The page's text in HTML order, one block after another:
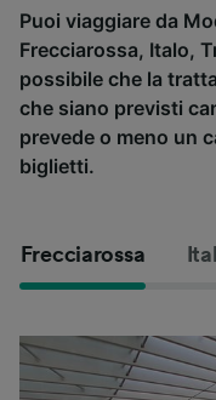
Puoi viaggiare da
Frecciarossa, Italo,
possibile che la
che siano previsti
prevede o meno un
biglietti.
Frecciarossa